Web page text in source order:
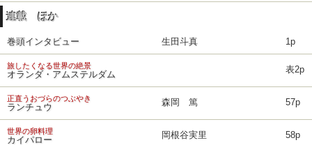
連載 ほか
巻頭インタビュー 生田斗真 1p
旅したくなる世界の絶景
オランダ・アムステルダム 表2p
正直うおづらのつぶやき
ランチュウ 森岡 篤 57p
世界の卵料理
カイパロー 岡根谷実里 58p